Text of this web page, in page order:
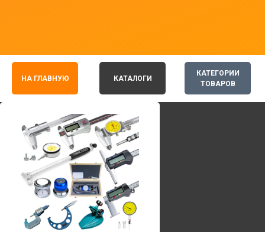
КАТЕГОРИИ
ТОВАРОВ
НА ГЛАВНУЮ КАТАЛОГИ